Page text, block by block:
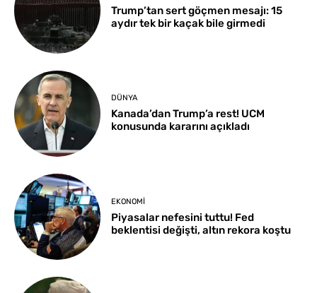
Trump’tan sert göçmen mesajı: 15
aydır tek bir kaçak bile girmedi
DÜNYA
Kanada’dan Trump’a rest! UCM
konusunda kararını açıkladı
EKONOMI
Piyasalar nefesini tuttu! Fed
beklentisi değişti, altın rekora koştu